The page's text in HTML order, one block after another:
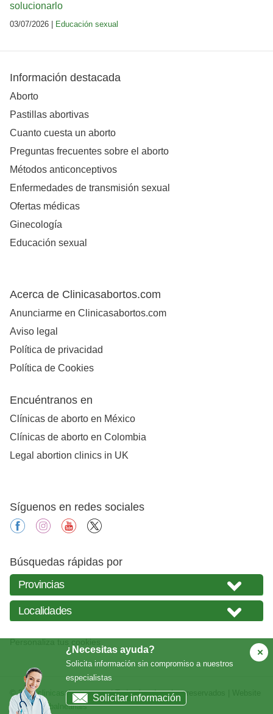
solucionarlo
03/07/2026 | Educación sexual
¿Necesitas ayuda?
Solicita información sin compromiso a nuestros
especialistas
Solicitar información
Información destacada
Aborto
Pastillas abortivas
Cuanto cuesta un aborto
Preguntas frecuentes sobre el aborto
Métodos anticonceptivos
Enfermedades de transmisión sexual
Ofertas médicas
Ginecología
Educación sexual
Acerca de Clinicasabortos.com
Anunciarme en Clinicasabortos.com
Aviso legal
Política de privacidad
Política de Cookies
Encuéntranos en
Clínicas de aborto en México
Clínicas de aborto en Colombia
Legal abortion clinics in UK
Síguenos en redes sociales
facebookinstagramyoutube
Búsquedas rápidas por
© 2026clinicasabortos.com| Todos los derechos reservados | Website
creada porbalneariais